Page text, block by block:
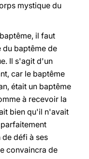
mystique du
il faut
du baptême de
Il s'agit d'un
car le baptême
était un baptême
à recevoir la
bien qu'il n'avait
de défi à ses
convaincra de